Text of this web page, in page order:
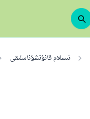
ئىسلام قانۇنشۇناسلىقى